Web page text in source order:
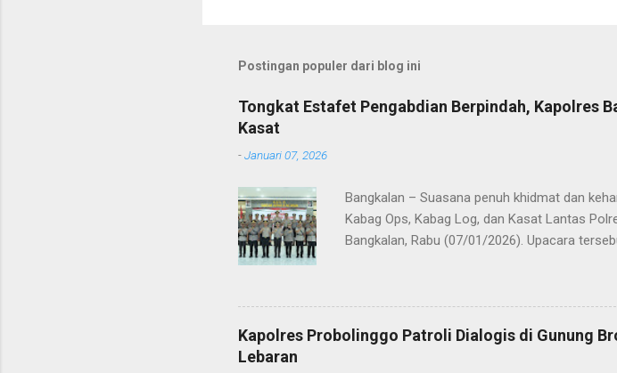
Postingan populer dari blog ini
Tongkat Estafet Pengabdian Berpindah, Kapolres
Kasat
-Januari 07, 2026
Bangkalan – Suasana penuh khidmat dan
Kabag Ops, Kabag Log, dan Kasat Lantas
Bangkalan, Rabu (07/01/2026). Upacara
kesinambungan pengabdian kepada
M.H. resmi menyerahkan jabatan Kabag Log
Wakapolres Sampang. Jabatan Kabag Log
Rifai, S.H., M.H. , yang sebelumnya
Kapolres Probolinggo Patroli Dialogis di Gunung
Lebaran